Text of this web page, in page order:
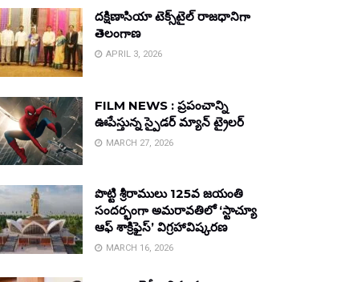
దక్షిణాసియా టెక్స్‌టైల్ రాజధానిగా
తెలంగాణ
APRIL 3, 2026
FILM NEWS : ప్రపంచాన్ని
ఊపేస్తున్న స్పైడర్ మ్యాన్ ట్రైలర్
MARCH 27, 2026
పొట్టి శ్రీరాములు 125వ జయంతి
సందర్భంగా అమరావతిలో ‘స్టాచ్యూ
ఆఫ్ శాక్రిఫైస్’ విగ్రహావిష్కరణ
MARCH 16, 2026